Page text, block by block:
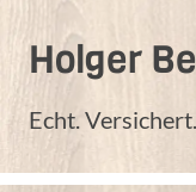
Holger
Echt.